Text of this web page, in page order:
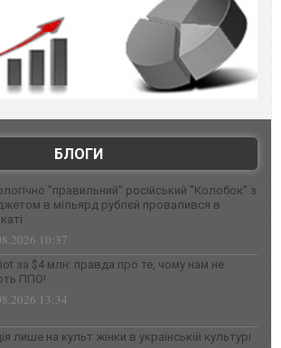
БЛОГИ
"правильний" російський "Колобок" з
в мільярд рублєй провалився в
10:37
за $4 млн: правда про те, чому нам не
ППО!
13:34
лише на культ жінки в українській культурі